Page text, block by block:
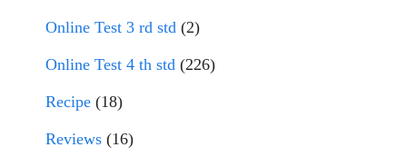
Online Test 3 rd std (2)
Online Test 4 th std (226)
Recipe (18)
Reviews (16)